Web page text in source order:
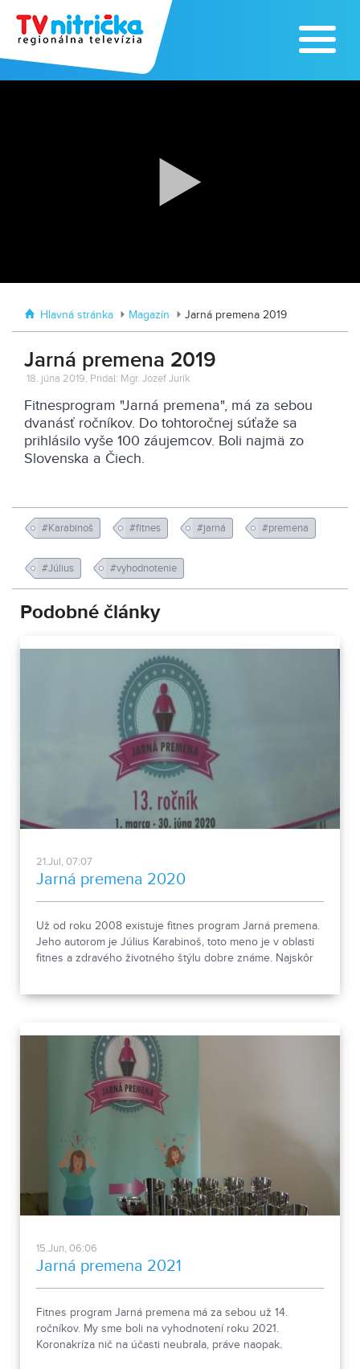
Výrobe medu zasvätil celý svoj život
Hlavná stránka Magazín Jarná premena 2019
Jarná premena 2019
18. júna 2019, Pridal: Mgr. Jozef Jurík
Fitnesprogram "Jarná premena", má za sebou
dvanásť ročníkov. Do tohtoročnej súťaže sa
prihlásilo vyše 100 záujemcov. Boli najmä zo
Slovenska a Čiech.
#Karabinoš #fitnes #jarná #premena
#Július #vyhodnotenie
Podobné články
21.Jul, 07:07
Jarná premena 2020
Už od roku 2008 existuje fitnes program Jarná premena.
Jeho autorom je Július Karabinoš, toto meno je v oblasti
fitnes a zdravého životného štýlu dobre známe. Najskôr
15.Jun, 06:06
Jarná premena 2021
Fitnes program Jarná premena má za sebou už 14.
ročníkov. My sme boli na vyhodnotení roku 2021.
Koronakríza nič na účasti neubrala, práve naopak.